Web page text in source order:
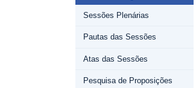
Sessões Plenárias
Pautas das Sessões
Atas das Sessões
Pesquisa de Proposições